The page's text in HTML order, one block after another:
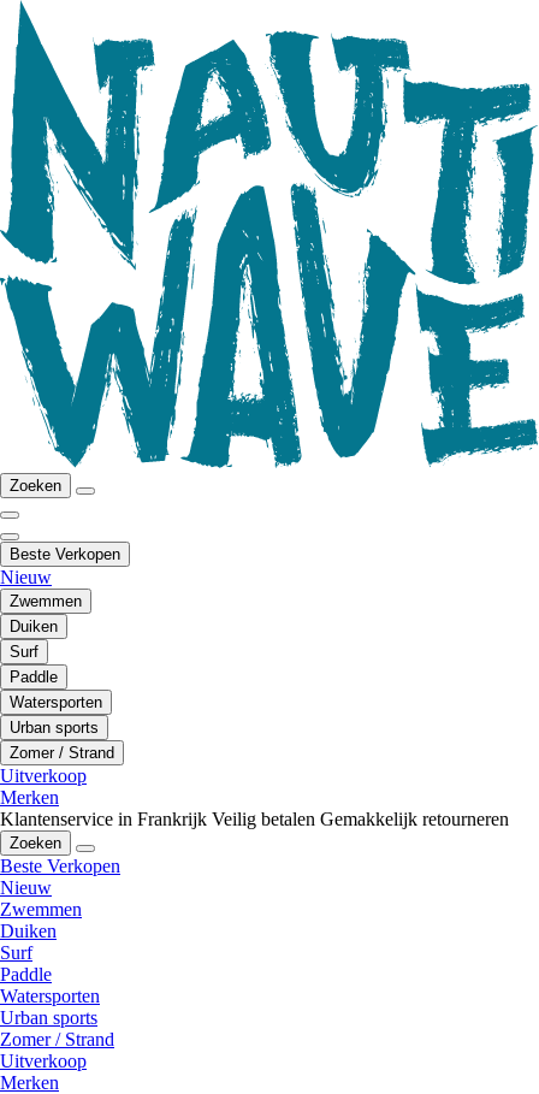
Zoeken
Beste Verkopen
Nieuw
Zwemmen
Duiken
Surf
Paddle
Watersporten
Urban sports
Zomer / Strand
Uitverkoop
Merken
Klantenservice in Frankrijk Veilig betalen Gemakkelijk retourneren
Zoeken
Beste Verkopen
Nieuw
Zwemmen
Duiken
Surf
Paddle
Watersporten
Urban sports
Zomer / Strand
Uitverkoop
Merken